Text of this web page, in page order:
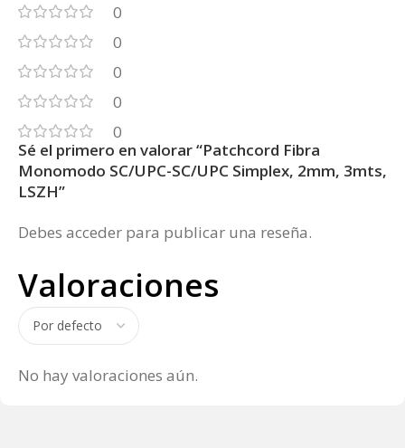
0
0
0
0
0
Valoraciones
No hay valoraciones aún.
Sé el primero en valorar “Patchcord Fibra
Monomodo SC/UPC-SC/UPC Simplex, 2mm, 3mts,
LSZH”
Debes acceder para publicar una reseña.